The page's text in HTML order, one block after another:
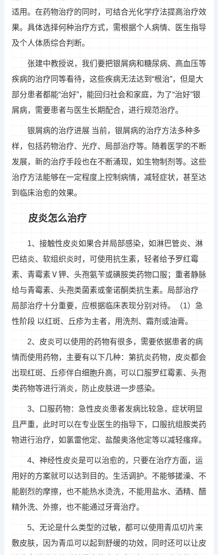
适用。在药物治疗的同时，可结合光化学疗法提高治疗效
果。具体选择何种治疗方式，需根据个人病情、医生指导
及个人体质综合判断。
张建中教授说，我们要把银屑病和糖尿病、高血压等
疾病的治疗同等看待，这些疾病无法达到“根治”，但是大
部分患者都能“治好”，能回归社会和家庭，为了“治好”银
屑病，需要患者与医生长期配合，进行规范治疗。
银屑病的治疗进展 当前，银屑病的治疗方法多种多
样，包括药物治疗、光疗、局部治疗等。随着医学的不断
发展，新的治疗手段也在不断涌现，如生物制剂等。这些
治疗方法能够在一定程度上控制病情，减轻症状，甚至达
到临床治愈的效果。
皮炎怎么治疗
1、接触性皮炎如果合并局部感染，如淋巴管炎、淋
巴结炎、软组织炎时，可使用抗生素，轻者给予罗红霉
素、青霉素Ⅴ钾、头孢氨苄或磺胺类药物口服；重者静脉
给与青霉素、头孢类菌素或奎诺酮类抗生素。局部治疗
局部治疗十分重要，应根据临床表现分别对待。（1）急
性阶段 以红斑、丘疹为主者，用洗剂、霜剂或油膏。
2、皮炎可以使用的药物有很多，需要依据患者的病
情而使用药物，主要有以下几种：第抗炎药物，皮炎都会
出现红斑、丘疹伴白细胞升高，可以口服罗红霉素、头孢
类药物等进行消炎，防止皮肤进一步感染。
3、口服药物：急性皮炎患者发病比较急，症状明显
且严重，此时可以在专业医生的指导下，口服抗组胺类药
物进行治疗，如氯雷他定、盐酸奥洛他定等以减轻瘙痒。
4、神经性皮炎是可以治愈的，只要在治疗方面，运
用好的方案就可以达到目的。生活调护。不能够搓澡、不
能剧烈的摩擦，也不能热水烫洗，不能用盐水、酒精、醋
精外洗、外擦，也不能通过牙膏治疗。
5、无论是什么类型的过敏，都可以使用青瓜切片来
敷皮肤，因为青瓜可以起到舒缓的功效，同时还可以让皮